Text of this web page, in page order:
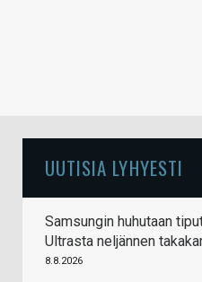
UUTISIA LYHYESTI
Samsungin huhutaan
Ultrasta neljännen
8.8.2026